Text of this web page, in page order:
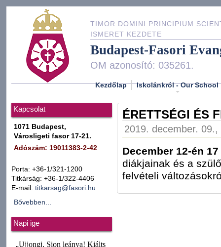
TIMOR DOMINI PRINCIPIUM
ISMERET KEZDETE
Budapest-Fasori
OM azonosító: 035261.
Kezdőlap Iskolánkról - Our School
Kapcsolat
1071 Budapest,
Városligeti fasor 17-21.
Adószám: 19011383-2-42
Porta: +36-1/321-1200
Titkárság: +36-1/322-4406
E-mail: titkarsag@fasori.hu
Bővebben...
Napi ige
ÉRETTSÉGI ÉS
2019. december.
December 12-én
diákjainak és a
felvételi